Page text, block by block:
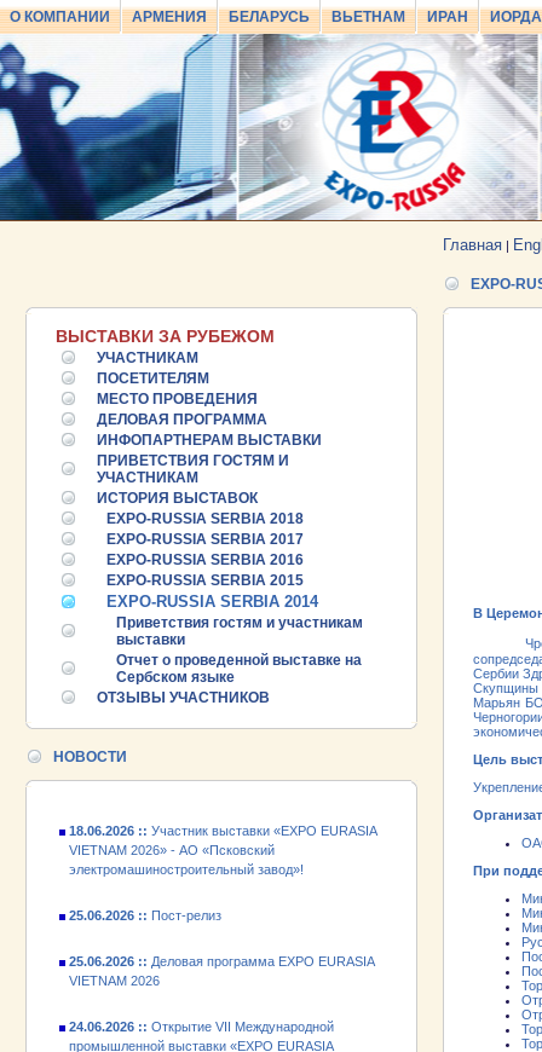
О КОМПАНИИ АРМЕНИЯ БЕЛАРУСЬ ВЬЕТНАМ ИРАН
Главная |
ВЫСТАВКИ ЗА РУБЕЖОМ
УЧАСТНИКАМ
ПОСЕТИТЕЛЯМ
МЕСТО ПРОВЕДЕНИЯ
ДЕЛОВАЯ ПРОГРАММА
ИНФОПАРТНЕРАМ ВЫСТАВКИ
ПРИВЕТСТВИЯ ГОСТЯМ И
УЧАСТНИКАМ
ИСТОРИЯ ВЫСТАВОК
EXPO-RUSSIA SERBIA 2018
EXPO-RUSSIA SERBIA 2017
EXPO-RUSSIA SERBIA 2016
EXPO-RUSSIA SERBIA 2015
EXPO-RUSSIA SERBIA 2014
Приветствия гостям и участникам
выставки
Отчет о проведенной выставке на
Сербском языке
ОТЗЫВЫ УЧАСТНИКОВ
НОВОСТИ
25.06.2026 ::Пост-релиз
25.06.2026 ::Деловая программа EXPO EURASIA
VIETNAM 2026
VIETNAM 2026»
VIETNAM 2026» - АО «Псковский
электромашиностроительный завод»!
VIETNAM 2026
промышленной выставки «EXPO EURASIA
VIETNAM 2026»
EXPO-
В
Сербии
Скупщины
Марьян
Цель
При